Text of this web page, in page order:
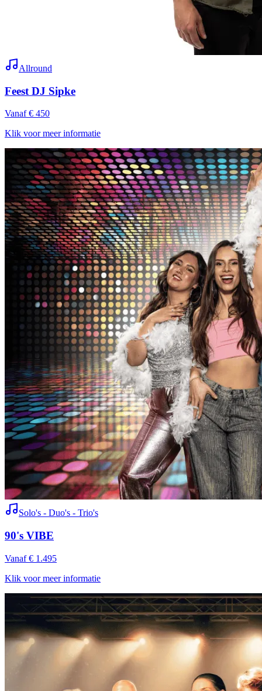
Allround
Feest DJ Sipke
Vanaf € 450
Klik voor meer informatie
Solo's - Duo's - Trio's
90's VIBE
Vanaf € 1.495
Klik voor meer informatie